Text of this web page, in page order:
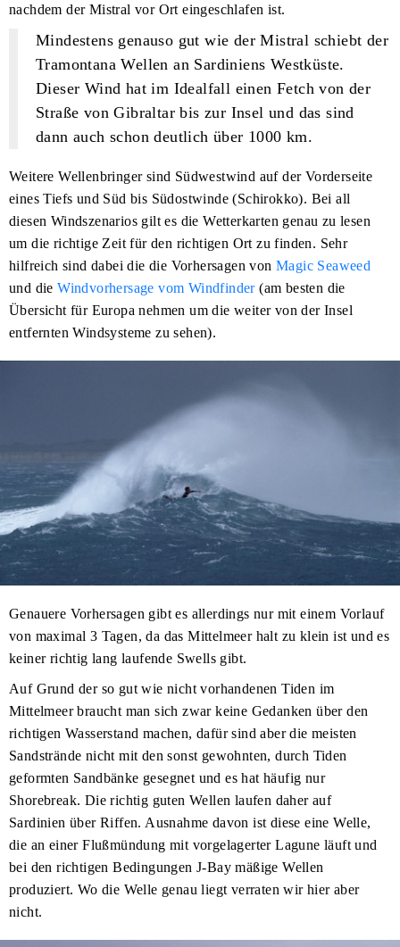
nachdem der Mistral vor Ort eingeschlafen ist.
Mindestens genauso gut wie der Mistral schiebt der
Tramontana Wellen an Sardiniens Westküste.
Dieser Wind hat im Idealfall einen Fetch von der
Straße von Gibraltar bis zur Insel und das sind
dann auch schon deutlich über 1000 km.
Weitere Wellenbringer sind Südwestwind auf der Vorderseite
eines Tiefs und Süd bis Südostwinde (Schirokko). Bei all
diesen Windszenarios gilt es die Wetterkarten genau zu lesen
um die richtige Zeit für den richtigen Ort zu finden. Sehr
hilfreich sind dabei die die Vorhersagen von Magic Seaweed
und dieWindvorhersage vom Windfinder(am besten die
Übersicht für Europa nehmen um die weiter von der Insel
entfernten Windsysteme zu sehen).
Genauere Vorhersagen gibt es allerdings nur mit einem Vorlauf
von maximal 3 Tagen, da das Mittelmeer halt zu klein ist und es
keiner richtig lang laufende Swells gibt.
Auf Grund der so gut wie nicht vorhandenen Tiden im
Mittelmeer braucht man sich zwar keine Gedanken über den
richtigen Wasserstand machen, dafür sind aber die meisten
Sandstrände nicht mit den sonst gewohnten, durch Tiden
geformten Sandbänke gesegnet und es hat häufig nur
Shorebreak. Die richtig guten Wellen laufen daher auf
Sardinien über Riffen. Ausnahme davon ist diese eine Welle,
die an einer Flußmündung mit vorgelagerter Lagune läuft und
bei den richtigen Bedingungen J-Bay mäßige Wellen
produziert. Wo die Welle genau liegt verraten wir hier aber
nicht.